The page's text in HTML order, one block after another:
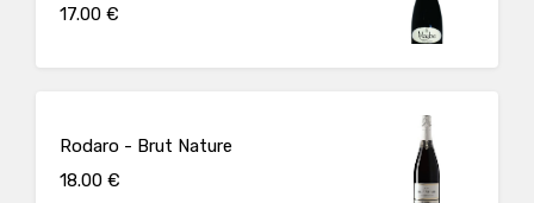
17.00 €
Rodaro - Brut Nature
18.00 €